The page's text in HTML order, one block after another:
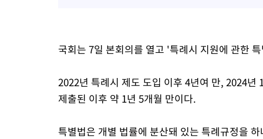
국회는 7일 본회의를 열고 '특례시 지원에 관한
2022년 특례시 제도 도입 이후 4년여 만, 2024
제출된 이후 약 1년 5개월 만이다.
특별법은 개별 법률에 분산돼 있는 특례규정을